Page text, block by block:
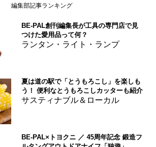
編集部記事ランキング
BE-PAL創刊編集長が工具の専門店で見
つけた愛用品って何？
ランタン・ライト・ランプ
夏は道の駅で「とうもろこし」を楽しも
う！ 便利なとうもろこしカッターも紹介
サスティナブル＆ローカル
BE-PAL×トヨクニ ／ 45周年記念 鍛造フ